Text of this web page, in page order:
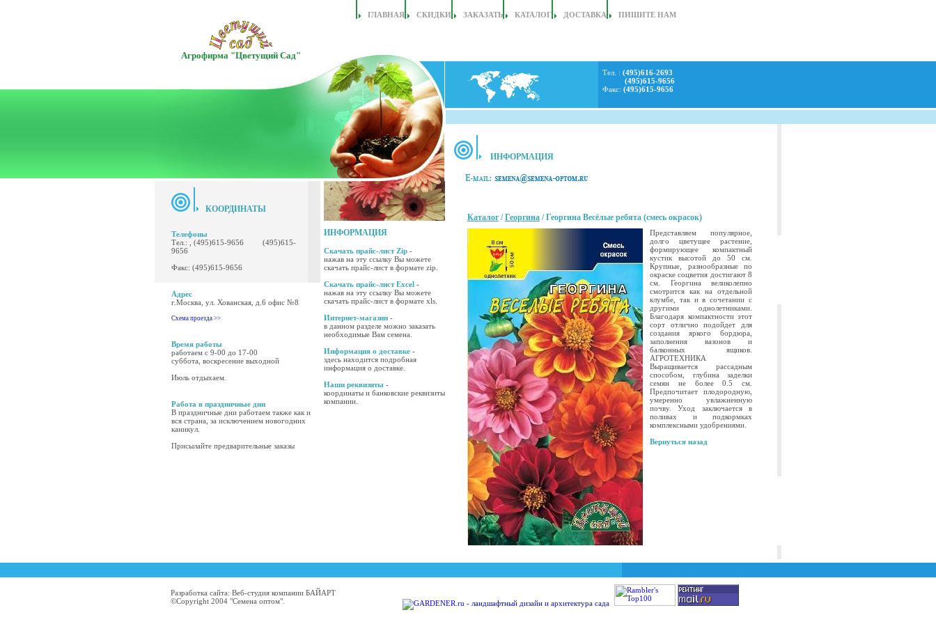
Агрофирма "Цветущий Сад"
ГЛАВНАЯ СКИДКИ ЗАКАЗАТЬ КАТАЛОГ ДОСТАВКА ПИШИТЕ НАМ
КООРДИНАТЫ
Телефоны
Тел.: , (495)615-9656 (495)615-
9656
Факс: (495)615-9656
Адрес
г.Москва, ул. Хованская, д.6 офис №8
Схема проезда >>
Время работы
работаем с 9-00 до 17-00
суббота, воскресение выходной
Июль отдыхаем.
Работа в праздничные дни
В праздничные дни работаем также как и
вся страна, за исключением новогодних
каникул.
Присылайте предварительные заказы
ИНФОРМАЦИЯ
Скачать прайс-лист Zip -
нажав на эту ссылку Вы можете
скачать прайс-лист в формате zip.
Скачать прайс-лист Excel -
нажав на эту ссылку Вы можете
скачать прайс-лист в формате xls.
Интернет-магазин -
в данном разделе можно заказать
необходимые Вам семена.
Информация о доставке -
здесь находится подробная
информация о доставке.
Наши реквизиты -
координаты и банковские реквизиты
компании.
Тел. : (495)616-2693
(495)615-9656
Факс: (495)615-9656
ИНФОРМАЦИЯ
Каталог/Георгина / Георгина Весёлые ребята (смесь окрасок)
Представляем популярное,
долго цветущее растение,
формирующее компактный
кустик высотой до 50 см.
Крупные, разнообразные по
окраске соцветия достигают 8
см. Георгина великолепно
смотрится как на отдельной
клумбе, так и в сочетании с
другими однолетниками.
Благодаря компактности этот
сорт отлично подойдет для
создания яркого бордюра,
заполнения вазонов и
балконных ящиков.
АГРОТЕХНИКА
Выращивается рассадным
способом, глубина заделки
семян не более 0.5 см.
Предпочитает плодородную,
умеренно увлажненную
почву. Уход заключается в
поливах и подкормках
комплексными удобрениями.
Вернуться назад
Разработка сайта: Веб-студия компании БАЙАРТ
©Copyright 2004 "Семена оптом".